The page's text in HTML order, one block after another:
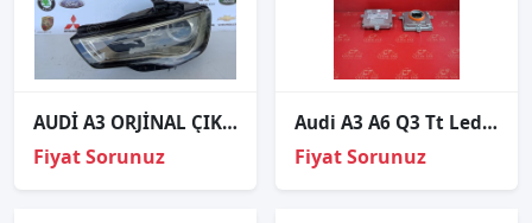
AUDİ A3 ORJİNAL ÇIKMA SOL FAR E
Fiyat Sorunuz
Audi A3 A6 Q3 Tt Led Beyni Sıfır
Fiyat Sorunuz